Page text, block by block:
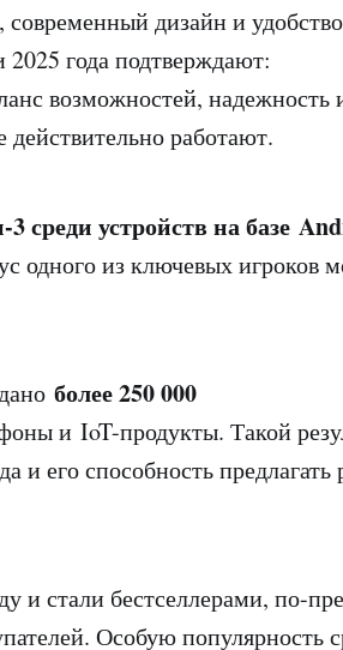
дизайн и удобство
2025 года подтверждают:
возможностей, надежность
работают.
3 среди устройств на базе
одного из ключевых игроков
более 250 000
и IoT-продукты. Такой
и его способность
и стали бестселлерами, по-
Особую популярность